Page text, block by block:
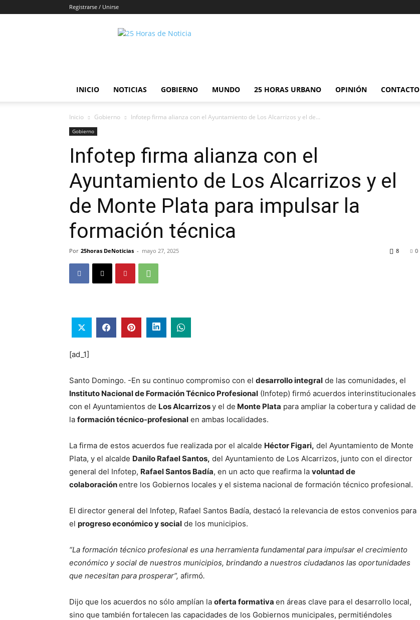
Registrarse / Unirse
25horasdenoticias
INICIO NOTICIAS GOBIERNO MUNDO 25 HORAS URBANO OPINIÓN CONTACTO
Inicio Gobierno Infotep firma alianza con el Ayuntamiento de Los Alcarrizos y el de...
Gobierno
Infotep firma alianza con el
Ayuntamiento de Los Alcarrizos y el
de Monte Plata para impulsar la
formación técnica
Por 25horas DeNoticias - mayo 27, 2025 0
8
[ad_1]
Santo Domingo. -En su continuo compromiso con el desarrollo integral de las comunidades, el
Instituto Nacional de Formación Técnico Profesional (Infotep) firmó acuerdos interinstitucionales
con el Ayuntamientos de Los Alcarrizosy el de Monte Plata para ampliar la cobertura y calidad de
la formación técnico-profesional en ambas localidades.
La firma de estos acuerdos fue realizada por el alcalde Héctor Figari, del Ayuntamiento de Monte
Plata, y el alcalde Danilo Rafael Santos, del Ayuntamiento de Los Alcarrizos, junto con el director
general del Infotep, Rafael Santos Badía, en un acto que reafirma la voluntad de
colaboraciónentre los Gobiernos locales y el sistema nacional de formación técnico profesional.
El director general del Infotep, Rafael Santos Badía, destacó la relevancia de estos convenios para
el progreso económico y social de los municipios.
“La formación técnico profesional es una herramienta fundamental para impulsar el crecimiento
económico y social de nuestros municipios, brindando a nuestros ciudadanos las oportunidades
que necesitan para prosperar”, afirmó.
Dijo que los acuerdos no sólo amplían la oferta formativa en áreas clave para el desarrollo local,
sino que también fortalecen las capacidades de los Gobiernos municipales, permitiéndoles